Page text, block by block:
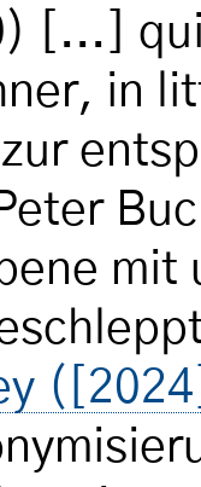
[...]
in
mit